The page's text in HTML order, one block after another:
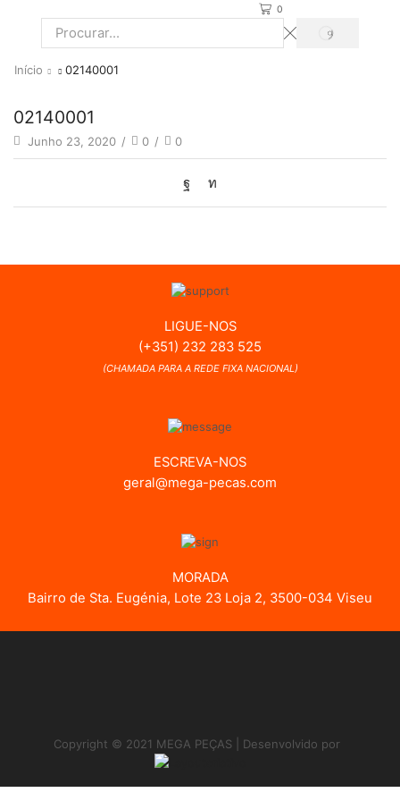
0
Search
PROCURAR
Início 02140001
02140001
Junho 23, 2020 / 0 / 0
LIGUE-NOS
(+351) 232 283 525
(CHAMADA PARA A REDE FIXA NACIONAL)
ESCREVA-NOS
geral@mega-pecas.com
MORADA
Bairro de Sta. Eugénia, Lote 23 Loja 2, 3500-034 Viseu
Copyright © 2021 MEGA PEÇAS | Desenvolvido por